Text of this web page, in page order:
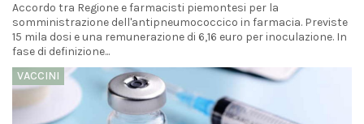
Accordo tra Regione e farmacisti piemontesi per la
somministrazione dell'antipneumococcico in farmacia. Previste
15 mila dosi e una remunerazione di 6,16 euro per inoculazione. In
fase di definizione...
VACCINI